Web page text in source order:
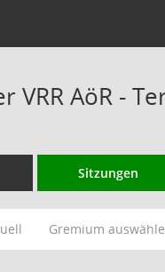
VRR AöR -
Sitzungen
Gremium